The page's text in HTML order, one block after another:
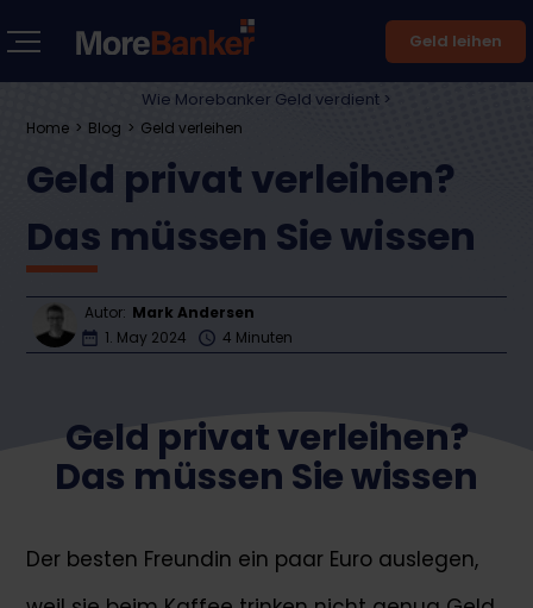
Geld leihen
Wie Morebanker Geld verdient >
Home Blog Geld verleihen
Geld privat verleihen?
Das müssen Sie wissen
Autor: Mark Andersen
1. May 2024
4 Minuten
Geld privat verleihen?
Das müssen Sie wissen
Der besten Freundin ein paar Euro auslegen,